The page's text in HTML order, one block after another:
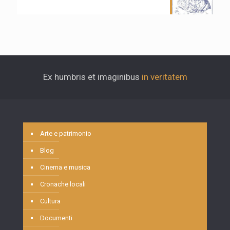
Ex humbris et imaginibus in veritatem
Arte e patrimonio
Blog
Cinema e musica
Cronache locali
Cultura
Documenti